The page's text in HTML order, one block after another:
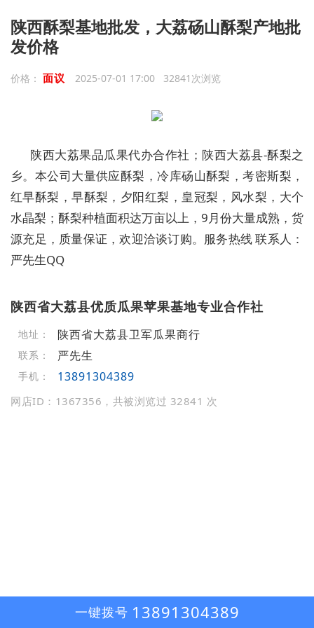
陕西酥梨基地批发，大荔砀山酥梨产地批
发价格
价格： 面议 2025-07-01 17:00 32841次浏览
陕西大荔果品瓜果代办合作社；陕西大荔县-酥梨之
乡。本公司大量供应酥梨，冷库砀山酥梨，考密斯梨，
红早酥梨，早酥梨，夕阳红梨，皇冠梨，风水梨，大个
水晶梨；酥梨种植面积达万亩以上，9月份大量成熟，货
源充足，质量保证，欢迎洽谈订购。服务热线 联系人：
严先生QQ
陕西省大荔县优质瓜果苹果基地专业合作社
地址： 陕西省大荔县卫军瓜果商行
联系： 严先生
手机： 13891304389
网店ID：1367356，共被浏览过 32841 次
一键拨号 13891304389